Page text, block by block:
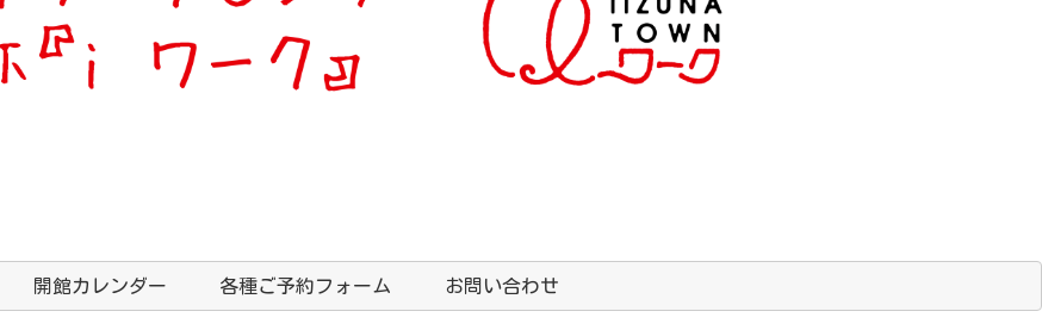
開館カレンダー 各種ご予約フォーム お問い合わせ